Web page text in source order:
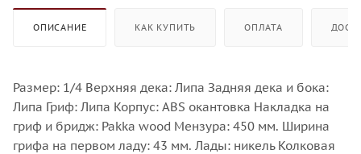
ОПИСАНИЕ КАК КУПИТЬ ОПЛАТА
Размер: 1/4 Верхняя дека: Липа Задняя дека и бока:
Липа Гриф: Липа Корпус: ABS окантовка Накладка на
гриф и бридж: Pakka wood Мензура: 450 мм. Ширина
грифа на первом ладу: 43 мм. Лады: никель Колковая